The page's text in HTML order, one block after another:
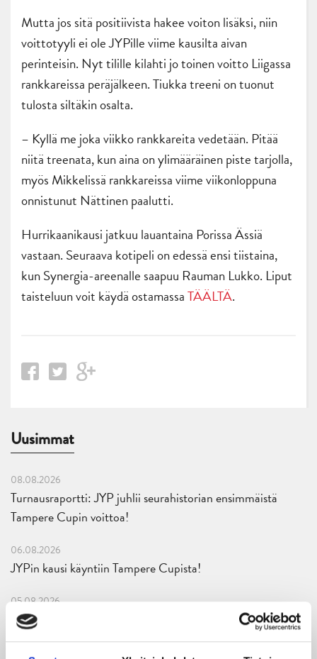
Mutta jos sitä positiivista hakee voiton lisäksi, niin
voittotyyli ei ole JYPille viime kausilta aivan
perinteisin. Nyt tilille kilahti jo toinen voitto Liigassa
rankkareissa peräjälkeen. Tiukka treeni on tuonut
tulosta siltäkin osalta.
– Kyllä me joka viikko rankkareita vedetään. Pitää
niitä treenata, kun aina on ylimääräinen piste tarjolla,
myös Mikkelissä rankkareissa viime viikonloppuna
onnistunut Nättinen paalutti.
Hurrikaanikausi jatkuu lauantaina Porissa Ässiä
vastaan. Seuraava kotipeli on edessä ensi tiistaina,
kun Synergia-areenalle saapuu Rauman Lukko. Liput
taisteluun voit käydä ostamassaTÄÄLTÄ.
Uusimmat
08.08.2026
Turnausraportti: JYP juhlii seurahistorian ensimmäistä
Tampere Cupin voittoa!
06.08.2026
JYPin kausi käyntiin Tampere Cupista!
05.08.2026
JYPin kapteenisto Liiga-kauteen 2026–2027 on nimetty